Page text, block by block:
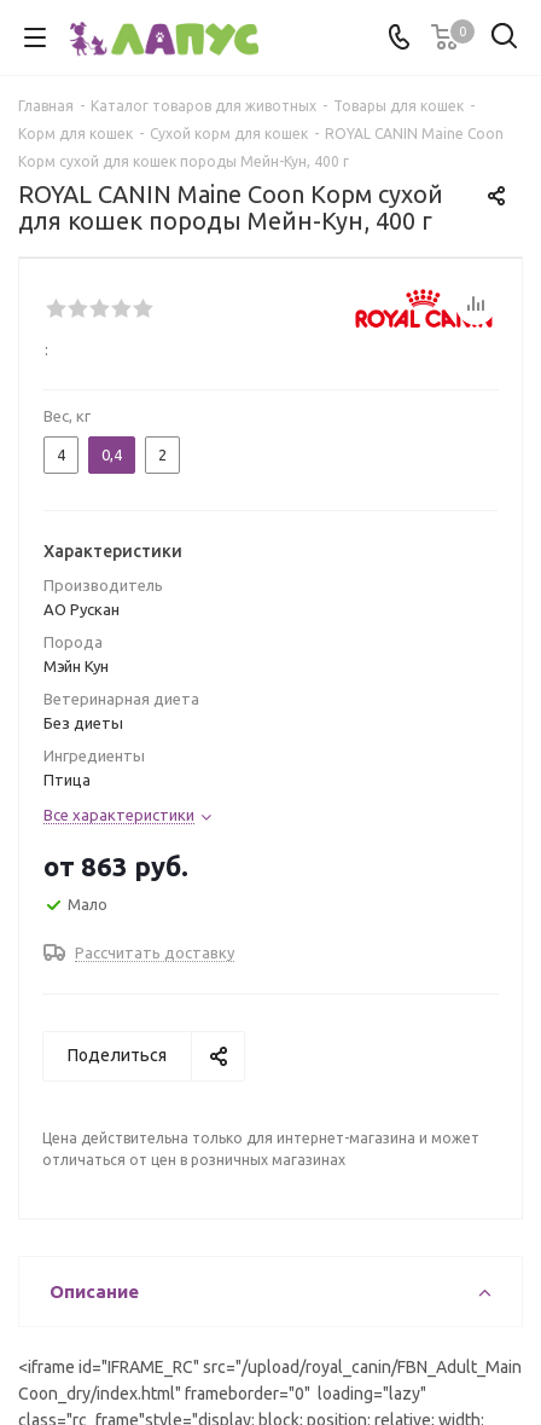
0
Главная - Каталог товаров для животных - Товары для кошек -
Корм для кошек - Сухой корм для кошек - ROYAL CANIN Maine Coon
Корм сухой для кошек породы Мейн-Кун, 400 г
ROYAL CANIN Maine Coon Корм сухой
для кошек породы Мейн-Кун, 400 г
:
Вес, кг
4 0,4 2
Характеристики
Производитель
АО Рускан
Порода
Мэйн Кун
Ветеринарная диета
Без диеты
Ингредиенты
Птица
Все характеристики
от 863 руб.
Мало
Рассчитать доставку
Поделиться
Цена действительна только для интернет-магазина и может
отличаться от цен в розничных магазинах
Описание
<iframe id="IFRAME_RC" src="/upload/royal_canin/FBN_Adult_Main
Coon_dry/index.html" frameborder="0" loading="lazy"
class="rc_frame"style="display: block; position: relative; width: